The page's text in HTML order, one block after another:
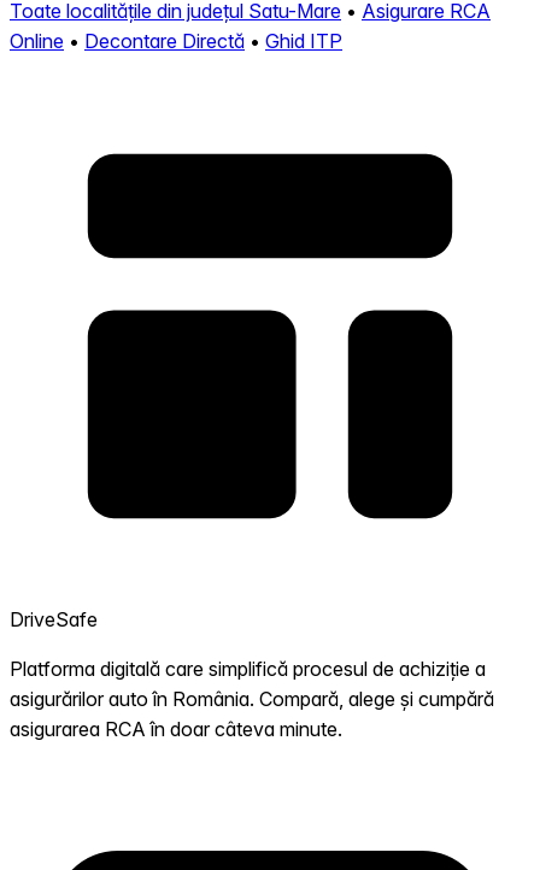
Toate localitățile din județul Satu-Mare • Asigurare RCA
Online • Decontare Directă • Ghid ITP
DriveSafe
Platforma digitală care simplifică procesul de achiziție a
asigurărilor auto în România. Compară, alege și cumpără
asigurarea RCA în doar câteva minute.